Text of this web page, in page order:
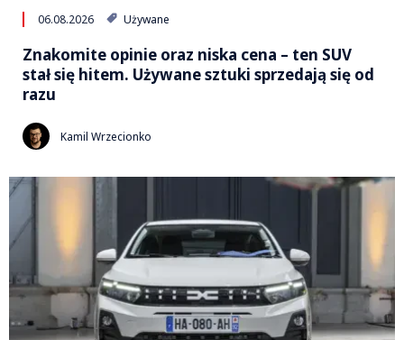
06.08.2026 Używane
Znakomite opinie oraz niska cena – ten SUV
stał się hitem. Używane sztuki sprzedają się od
razu
Kamil Wrzecionko